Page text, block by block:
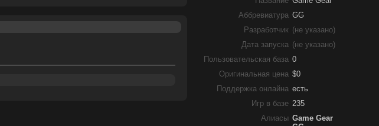
Аббревиатура GG
Разработчик (не указано)
Дата запуска (не указано)
Пользовательская база 0
Оригинальная цена $0
Поддержка онлайна есть
Игр в базе 235
Алиасы Game Gear